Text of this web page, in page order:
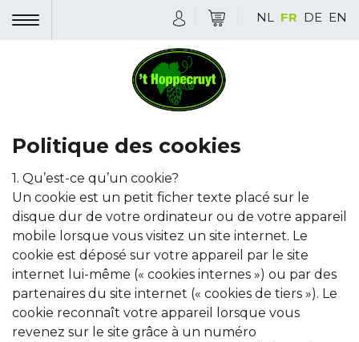
NL FR DE EN
Politique des cookies
1. Qu’est-ce qu’un cookie?
Un cookie est un petit ficher texte placé sur le
disque dur de votre ordinateur ou de votre appareil
mobile lorsque vous visitez un site internet. Le
cookie est déposé sur votre appareil par le site
internet lui-même (« cookies internes ») ou par des
partenaires du site internet (« cookies de tiers »). Le
cookie reconnaît votre appareil lorsque vous
revenez sur le site grâce à un numéro